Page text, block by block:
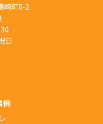
崎町8-2
日
例